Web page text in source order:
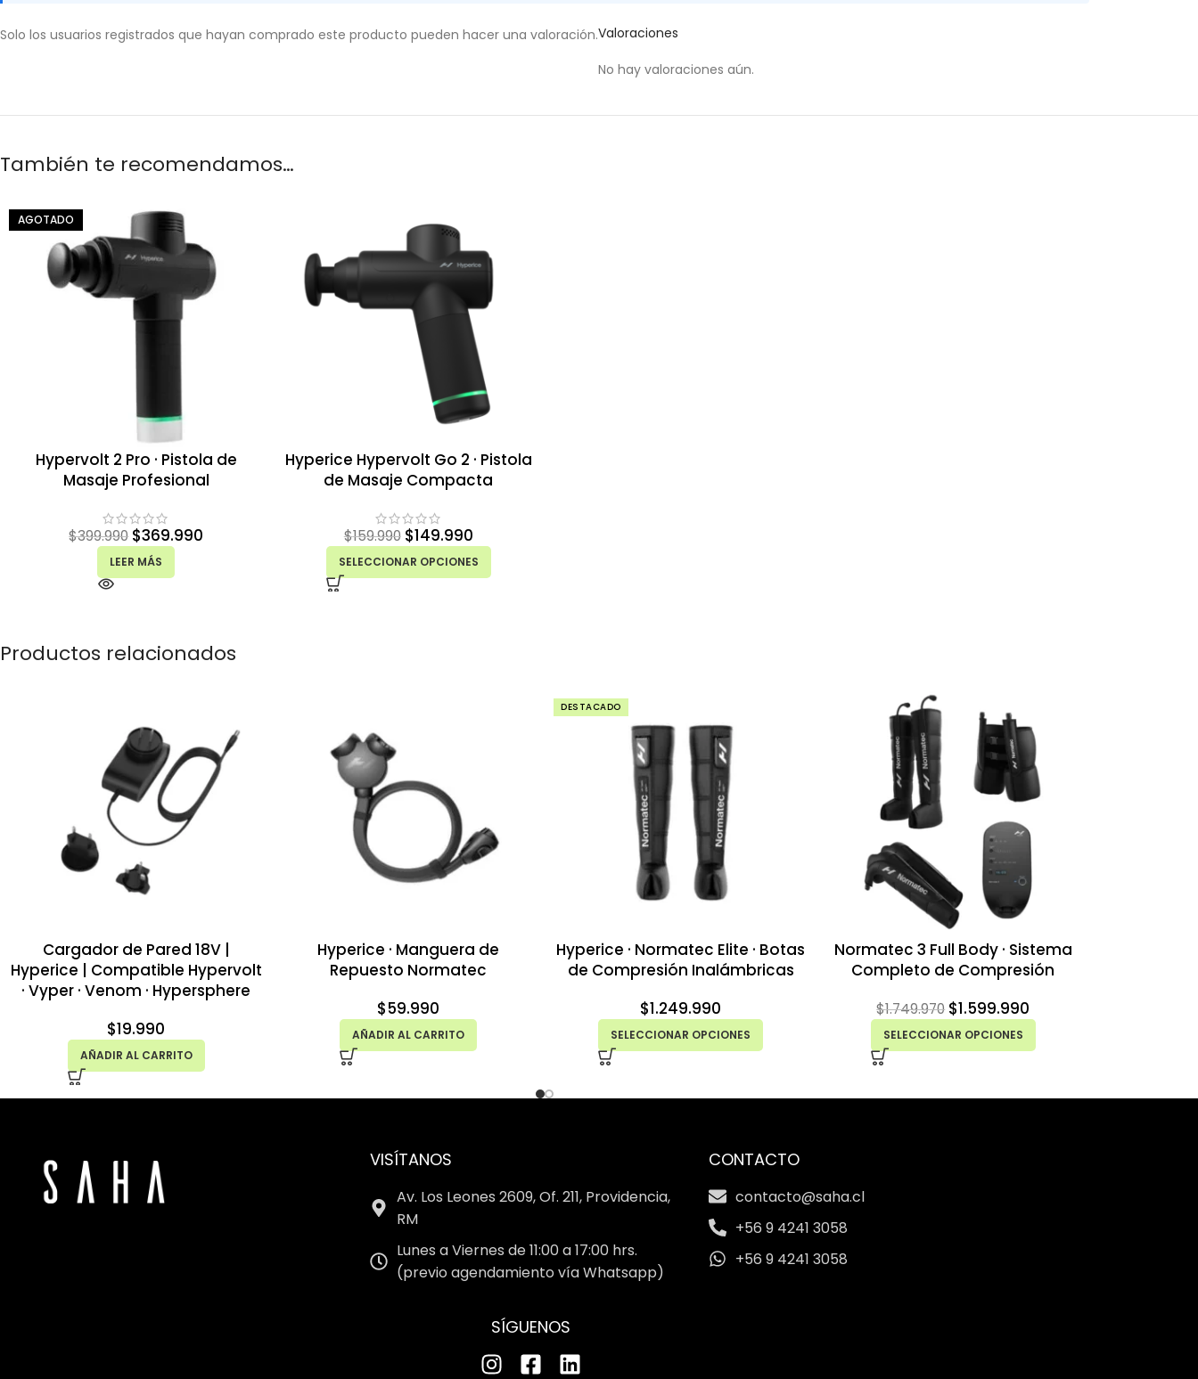
Valoraciones
No hay valoraciones aún.
Solo los usuarios registrados que hayan comprado este producto pueden hacer una valoración.
También te recomendamos…
AGOTADO
Hypervolt 2 Pro · Pistola de
Masaje Profesional
$399.990 $369.990
LEER MÁS
Hyperice Hypervolt Go 2 · Pistola
de Masaje Compacta
$159.990 $149.990
SELECCIONAR OPCIONES
Productos relacionados
Cargador de Pared 18V |
Hyperice | Compatible Hypervolt
· Vyper · Venom · Hypersphere
$19.990
AÑADIR AL CARRITO
Hyperice · Manguera de
Repuesto Normatec
$59.990
AÑADIR AL CARRITO
DESTACADO
Hyperice · Normatec Elite · Botas
de Compresión Inalámbricas
$1.249.990
SELECCIONAR OPCIONES
Normatec 3 Full Body · Sistema
Completo de Compresión
$1.749.970 $1.599.990
SELECCIONAR OPCIONES
VISÍTANOS
Av. Los Leones 2609, Of. 211, Providencia,
RM
Lunes a Viernes de 11:00 a 17:00 hrs.
(previo agendamiento vía Whatsapp)
CONTACTO
contacto@saha.cl
+56 9 4241 3058
+56 9 4241 3058
SÍGUENOS